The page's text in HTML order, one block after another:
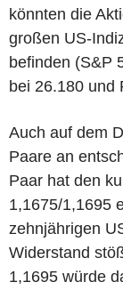
könnten die
großen US-
befinden (S&P
bei 26.180 und
Auch auf dem
Paare an
Paar hat den
1,1675/1,1695
zehnjährigen
Widerstand
1,1695 würde